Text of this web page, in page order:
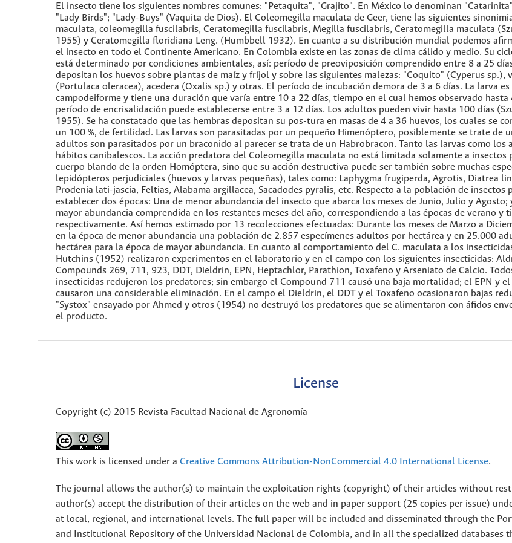
El insecto tiene los siguientes nombres comunes: "Petaquita", "Grajito". En México lo denominan
"Lady Birds"; "Lady-Buys" (Vaquita de Dios). El Coleomegilla maculata de Geer, tiene las siguientes
maculata, coleomegilla fuscilabris, Ceratomegilla fuscilabris, Megilla fuscilabris, Ceratomegilla maculata
1955) y Ceratomegilla floridiana Leng. (Humbbell 1932). En cuanto a su distribución mundial podemos
el insecto en todo el Continente Americano. En Colombia existe en las zonas de clima cálido y medio. Su
está determinado por condiciones ambientales, así: período de preoviposición comprendido entre 8 a 25
depositan los huevos sobre plantas de maíz y fríjol y sobre las siguientes malezas: "Coquito" (Cyperus sp.),
(Portulaca oleracea), acedera (Oxalis sp.) y otras. El período de incubación demora de 3 a 6 días. La larva
campodeiforme y tiene una duración que varía entre 10 a 22 días, tiempo en el cual hemos observado hasta
período de encrisalidación puede establecerse entre 3 a 12 días. Los adultos pueden vivir hasta 100 días
1955). Se ha constatado que las hembras depositan su pos-tura en masas de 4 a 36 huevos, los cuales se
un 100 %, de fertilidad. Las larvas son parasitadas por un pequeño Himenóptero, posiblemente se trate de
adultos son parasitados por un braconido al parecer se trata de un Habrobracon. Tanto las larvas como los
hábitos canibalescos. La acción predatora del Coleomegilla maculata no está limitada solamente a insectos
cuerpo blando de la orden Homóptera, sino que su acción destructiva puede ser también sobre muchas
lepidópteros perjudiciales (huevos y larvas pequeñas), tales como: Laphygma frugiperda, Agrotis, Diatrea
Prodenia lati-jascia, Feltias, Alabama argillacea, Sacadodes pyralis, etc. Respecto a la población de insectos
establecer dos épocas: Una de menor abundancia del insecto que abarca los meses de Junio, Julio y Agosto;
mayor abundancia comprendida en los restantes meses del año, correspondiendo a las épocas de verano y
respectivamente. Así hemos estimado por 13 recolecciones efectuadas: Durante los meses de Marzo a
en la época de menor abundancia una población de 2.857 especímenes adultos por hectárea y en 25.000
hectárea para la época de mayor abundancia. En cuanto al comportamiento del C. maculata a los
Hutchins (1952) realizaron experimentos en el laboratorio y en el campo con los siguientes insecticidas:
Compounds 269, 711, 923, DDT, Dieldrin, EPN, Heptachlor, Parathion, Toxafeno y Arseniato de Calcio.
insecticidas redujeron los predatores; sin embargo el Compound 711 causó una baja mortalidad; el EPN y
causaron una considerable eliminación. En el campo el Dieldrin, el DDT y el Toxafeno ocasionaron bajas
"Systox" ensayado por Ahmed y otros (1954) no destruyó los predatores que se alimentaron con áfidos
el producto.
License
Copyright (c) 2015 Revista Facultad Nacional de Agronomía
This work is licensed under a Creative Commons Attribution-NonCommercial 4.0 International License.
The journal allows the author(s) to maintain the exploitation rights (copyright) of their articles without
author(s) accept the distribution of their articles on the web and in paper support (25 copies per issue)
at local, regional, and international levels. The full paper will be included and disseminated through the
and Institutional Repository of the Universidad Nacional de Colombia, and in all the specialized databases